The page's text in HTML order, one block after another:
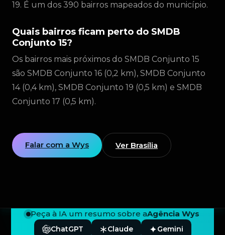
19. É um dos 390 bairros mapeados do município.
Quais bairros ficam perto do SMDB
Conjunto 15?
Os bairros mais próximos do SMDB Conjunto 15
são SMDB Conjunto 16 (0,2 km), SMDB Conjunto
14 (0,4 km), SMDB Conjunto 19 (0,5 km) e SMDB
Conjunto 17 (0,5 km).
Falar com a Wys Ver Brasília
Peça à IA um resumo sobre aAgência Wys
ChatGPT Claude Gemini